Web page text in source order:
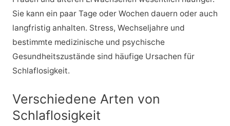
Sie kann ein paar Tage oder Wochen dauern oder auch
langfristig anhalten. Stress, Wechseljahre und
bestimmte medizinische und psychische
Gesundheitszustände sind häufige Ursachen für
Schlaflosigkeit.
Verschiedene Arten von
Schlaflosigkeit